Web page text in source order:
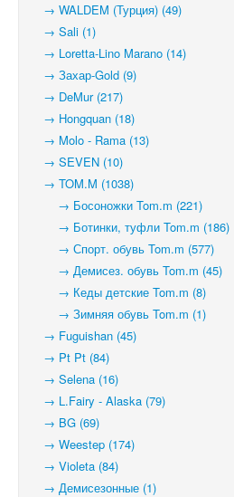
→ WALDEM (Турция) (49)
→ Sali (1)
→ Loretta-Lino Marano (14)
→ Захар-Gold (9)
→ DeMur (217)
→ Hongquan (18)
→ Molo - Rama (13)
→ SEVEN (10)
→ TOM.M (1038)
→ Босоножки Tom.m (221)
→ Ботинки, туфли Tom.m (186)
→ Спорт. обувь Tom.m (577)
→ Демисез. обувь Tom.m (45)
→ Кеды детские Tom.m (8)
→ Зимняя обувь Tom.m (1)
→ Fuguishan (45)
→ Pt Pt (84)
→ Selena (16)
→ L.Fairy - Alaska (79)
→ BG (69)
→ Weestep (174)
→ Violeta (84)
→ Демисезонные (1)